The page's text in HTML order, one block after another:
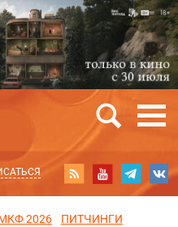
2026
ПИТЧИНГИ